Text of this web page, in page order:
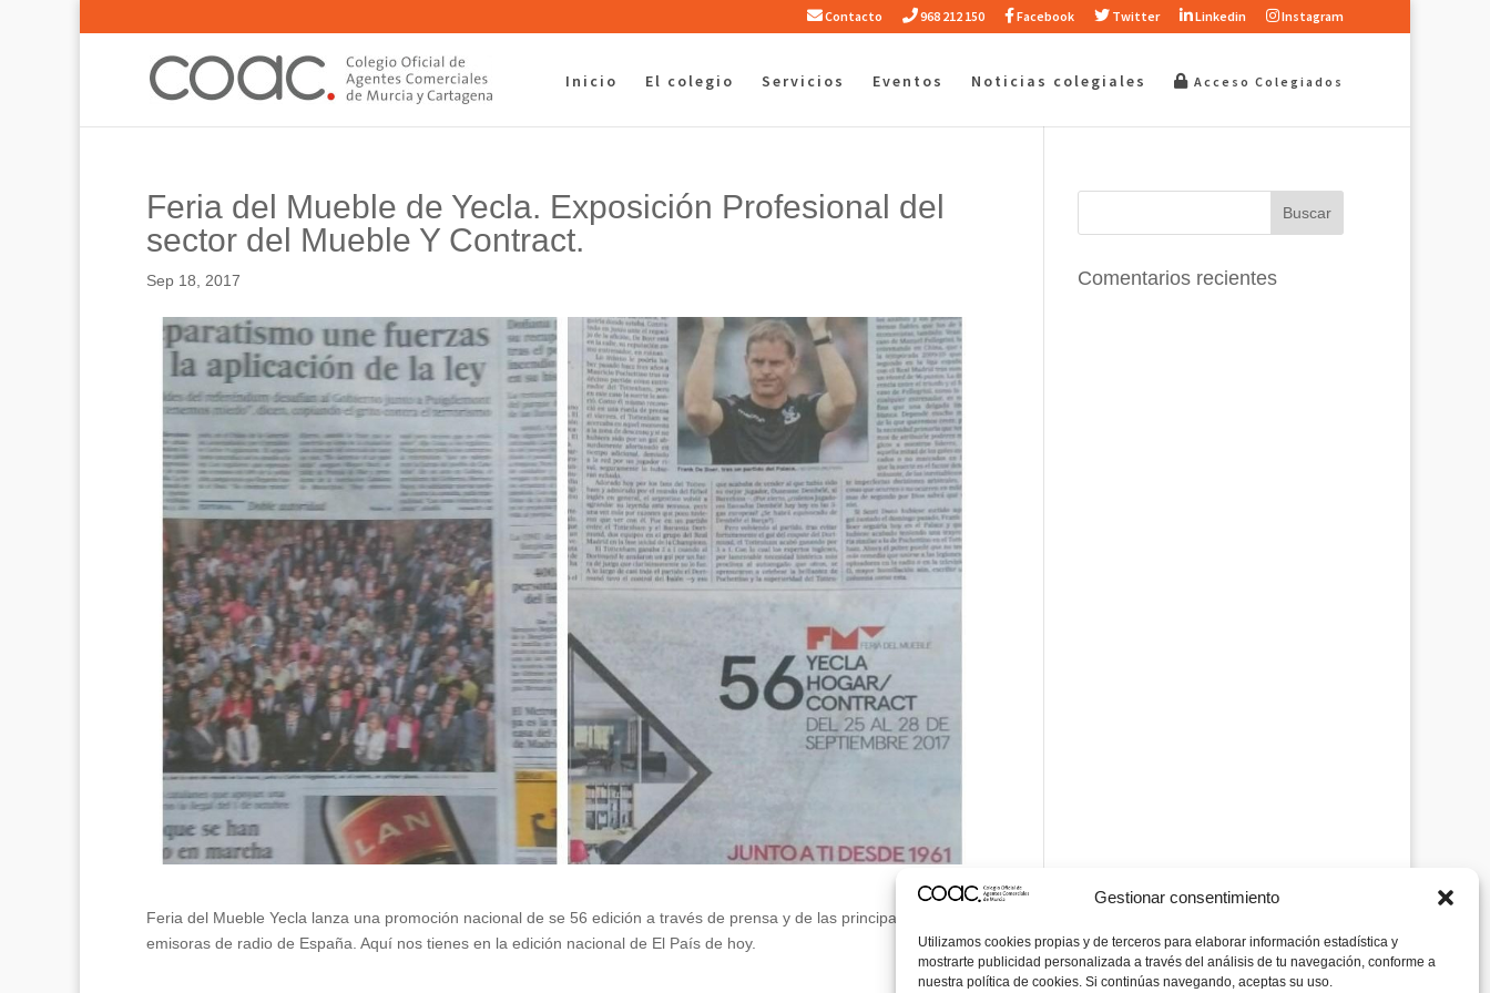
Gestionar consentimiento
Utilizamos cookies propias y de terceros para elaborar información estadística y
mostrarte publicidad personalizada a través del análisis de tu navegación, conforme a
nuestra política de cookies. Si continúas navegando, aceptas su uso.
Contacto 968 212 150 Facebook Twitter Linkedin Instagram
Inicio El colegio Servicios Eventos Noticias colegiales Acceso Colegiados
Feria del Mueble de Yecla. Exposición Profesional del
sector del Mueble Y Contract.
Sep 18, 2017
Feria del Mueble Yecla lanza una promoción nacional de se 56 edición a través de prensa y de las principales
emisoras de radio de España. Aquí nos tienes en la edición nacional de El País de hoy.
Comentarios recientes